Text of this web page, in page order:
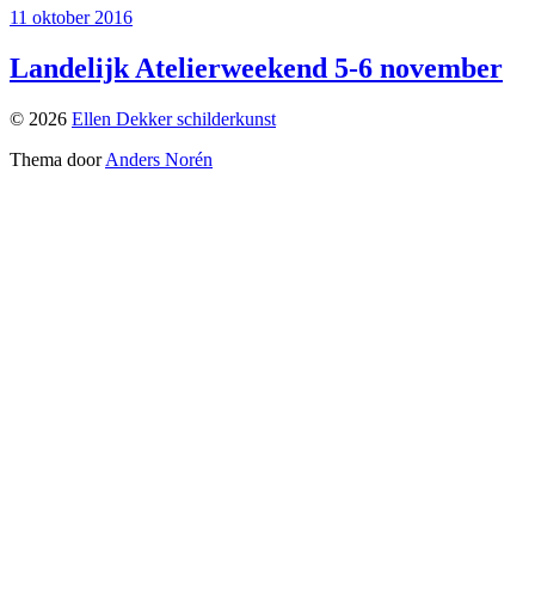
11 oktober 2016
Landelijk Atelierweekend 5-6 november
© 2026 Ellen Dekker schilderkunst
Thema doorAnders Norén